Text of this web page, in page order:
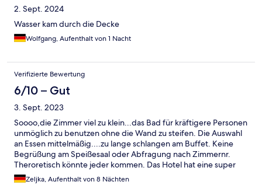
2. Sept. 2024
Wasser kam durch die Decke
Wolfgang, Aufenthalt von 1 Nacht
Verifizierte Bewertung
6/10 – Gut
3. Sept. 2023
Soooo,die Zimmer viel zu klein...das Bad für kräftigere Personen
unmöglich zu benutzen ohne die Wand zu steifen. Die Auswahl
an Essen mittelmäßig....zu lange schlangen am Buffet. Keine
Begrüßung am Speißesaal oder Abfragung nach Zimmernr.
Theroretisch könnte jeder kommen. Das Hotel hat eine super
tolle Lage...Musik jeden Abend, aber die Zimmer, das Personal
und das Essen leider Mangelhaft....dieses Hotel verdient keine
Zeljka, Aufenthalt von 8 Nächten